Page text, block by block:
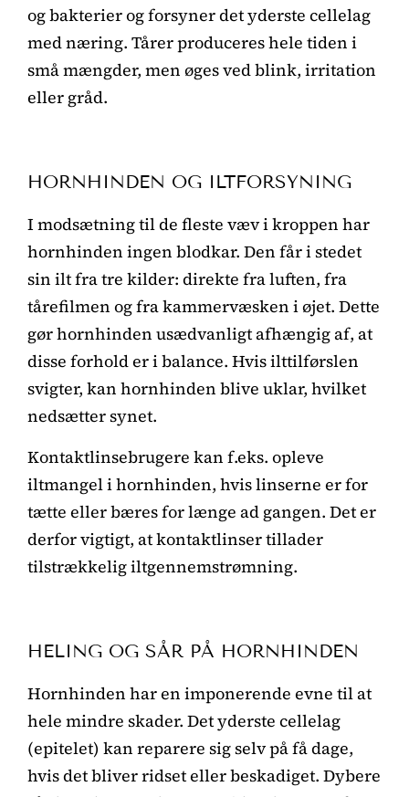
og bakterier og forsyner det yderste cellelag
med næring. Tårer produceres hele tiden i
små mængder, men øges ved blink, irritation
eller gråd.
HORNHINDEN OG ILTFORSYNING
I modsætning til de fleste væv i kroppen har
hornhinden ingen blodkar. Den får i stedet
sin ilt fra tre kilder: direkte fra luften, fra
tårefilmen og fra kammervæsken i øjet. Dette
gør hornhinden usædvanligt afhængig af, at
disse forhold er i balance. Hvis ilttilførslen
svigter, kan hornhinden blive uklar, hvilket
nedsætter synet.
Kontaktlinsebrugere kan f.eks. opleve
iltmangel i hornhinden, hvis linserne er for
tætte eller bæres for længe ad gangen. Det er
derfor vigtigt, at kontaktlinser tillader
tilstrækkelig iltgennemstrømning.
HELING OG SÅR PÅ HORNHINDEN
Hornhinden har en imponerende evne til at
hele mindre skader. Det yderste cellelag
(epitelet) kan reparere sig selv på få dage,
hvis det bliver ridset eller beskadiget. Dybere